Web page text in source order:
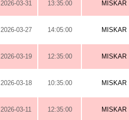
2026-03-31 13:35:00 MISKAR
2026-03-27 14:05:00 MISKAR
2026-03-19 12:35:00 MISKAR
2026-03-18 10:35:00 MISKAR
2026-03-11 12:35:00 MISKAR